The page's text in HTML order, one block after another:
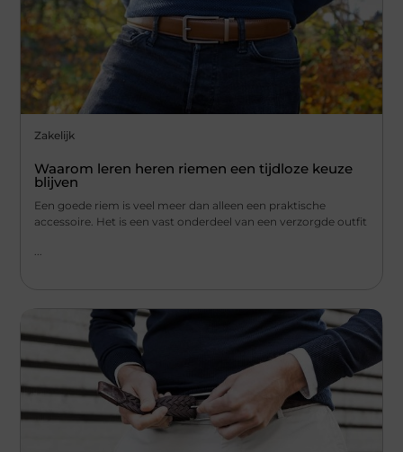
Zakelijk
Waarom leren heren riemen een tijdloze keuze
blijven
Een goede riem is veel meer dan alleen een praktische
accessoire. Het is een vast onderdeel van een verzorgde outfit